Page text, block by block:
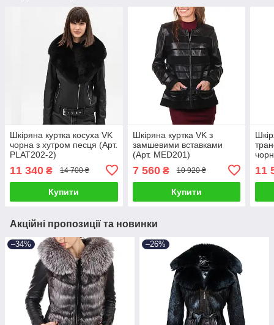
Шкіряна куртка косуха VK
чорна з хутром песця (Арт.
PLAT202-2)
11 340 ₴ 14 700 ₴
Купити
Шкіряна куртка VK з
замшевими вставками
(Арт. MED201)
7 560₴ 10 920 ₴
Купити
11
Акційні пропозиції та новинки
–34% –26%